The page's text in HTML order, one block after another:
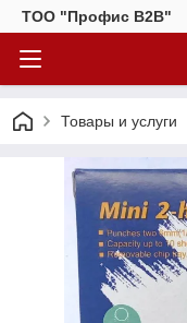
ТОО "Профис В2В"
Товары и услуги